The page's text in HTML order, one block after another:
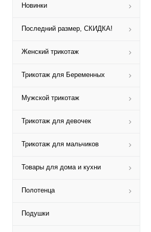
Новинки
Последний размер, СКИДКА!
Женский трикотаж
Трикотаж для Беременных
Мужской трикотаж
Трикотаж для девочек
Трикотаж для мальчиков
Товары для дома и кухни
Полотенца
Подушки